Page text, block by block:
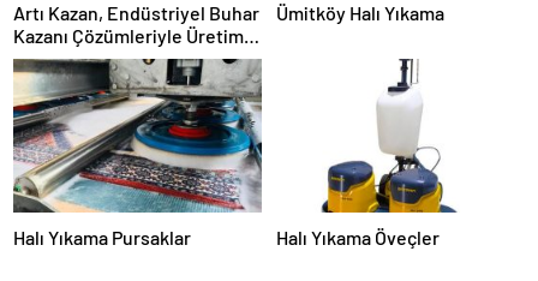
Artı Kazan, Endüstriyel Buhar
Kazanı Çözümleriyle Üretim
Tesislerine Verimli Sistemler
Sunuyor
Ümitköy Halı Yıkama
Halı Yıkama Pursaklar Halı Yıkama Öveçler